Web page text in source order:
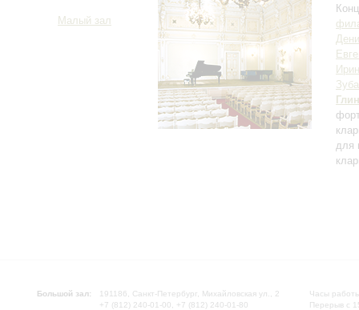
Малый зал
для
Большой зал:
191186, Санкт-Петербург, Михайловская ул., 2
+7 (812) 240-01-00, +7 (812) 240-01-80
Часы
Перерыв с